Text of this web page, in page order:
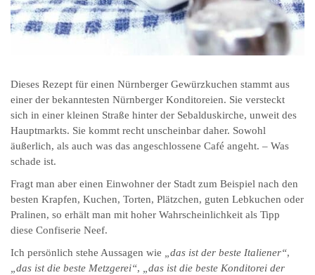
Dieses Rezept für einen Nürnberger Gewürzkuchen stammt aus
einer der bekanntesten Nürnberger Konditoreien. Sie versteckt
sich in einer kleinen Straße hinter der Sebalduskirche, unweit des
Hauptmarkts. Sie kommt recht unscheinbar daher. Sowohl
äußerlich, als auch was das angeschlossene Café angeht. – Was
schade ist.
Fragt man aber einen Einwohner der Stadt zum Beispiel nach den
besten Krapfen, Kuchen, Torten, Plätzchen, guten Lebkuchen oder
Pralinen, so erhält man mit hoher Wahrscheinlichkeit als Tipp
diese Confiserie Neef.
Ich persönlich stehe Aussagen wie „das ist der beste Italiener“,
„das ist die beste Metzgerei“, „das ist die beste Konditorei der